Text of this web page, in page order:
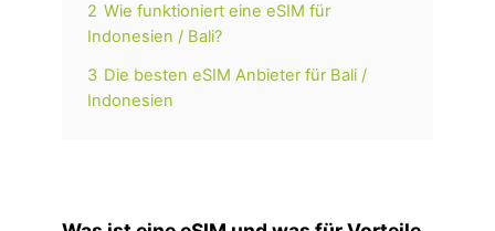
2 Wie funktioniert eine eSIM für
Indonesien / Bali?
3 Die besten eSIM Anbieter für Bali /
Indonesien